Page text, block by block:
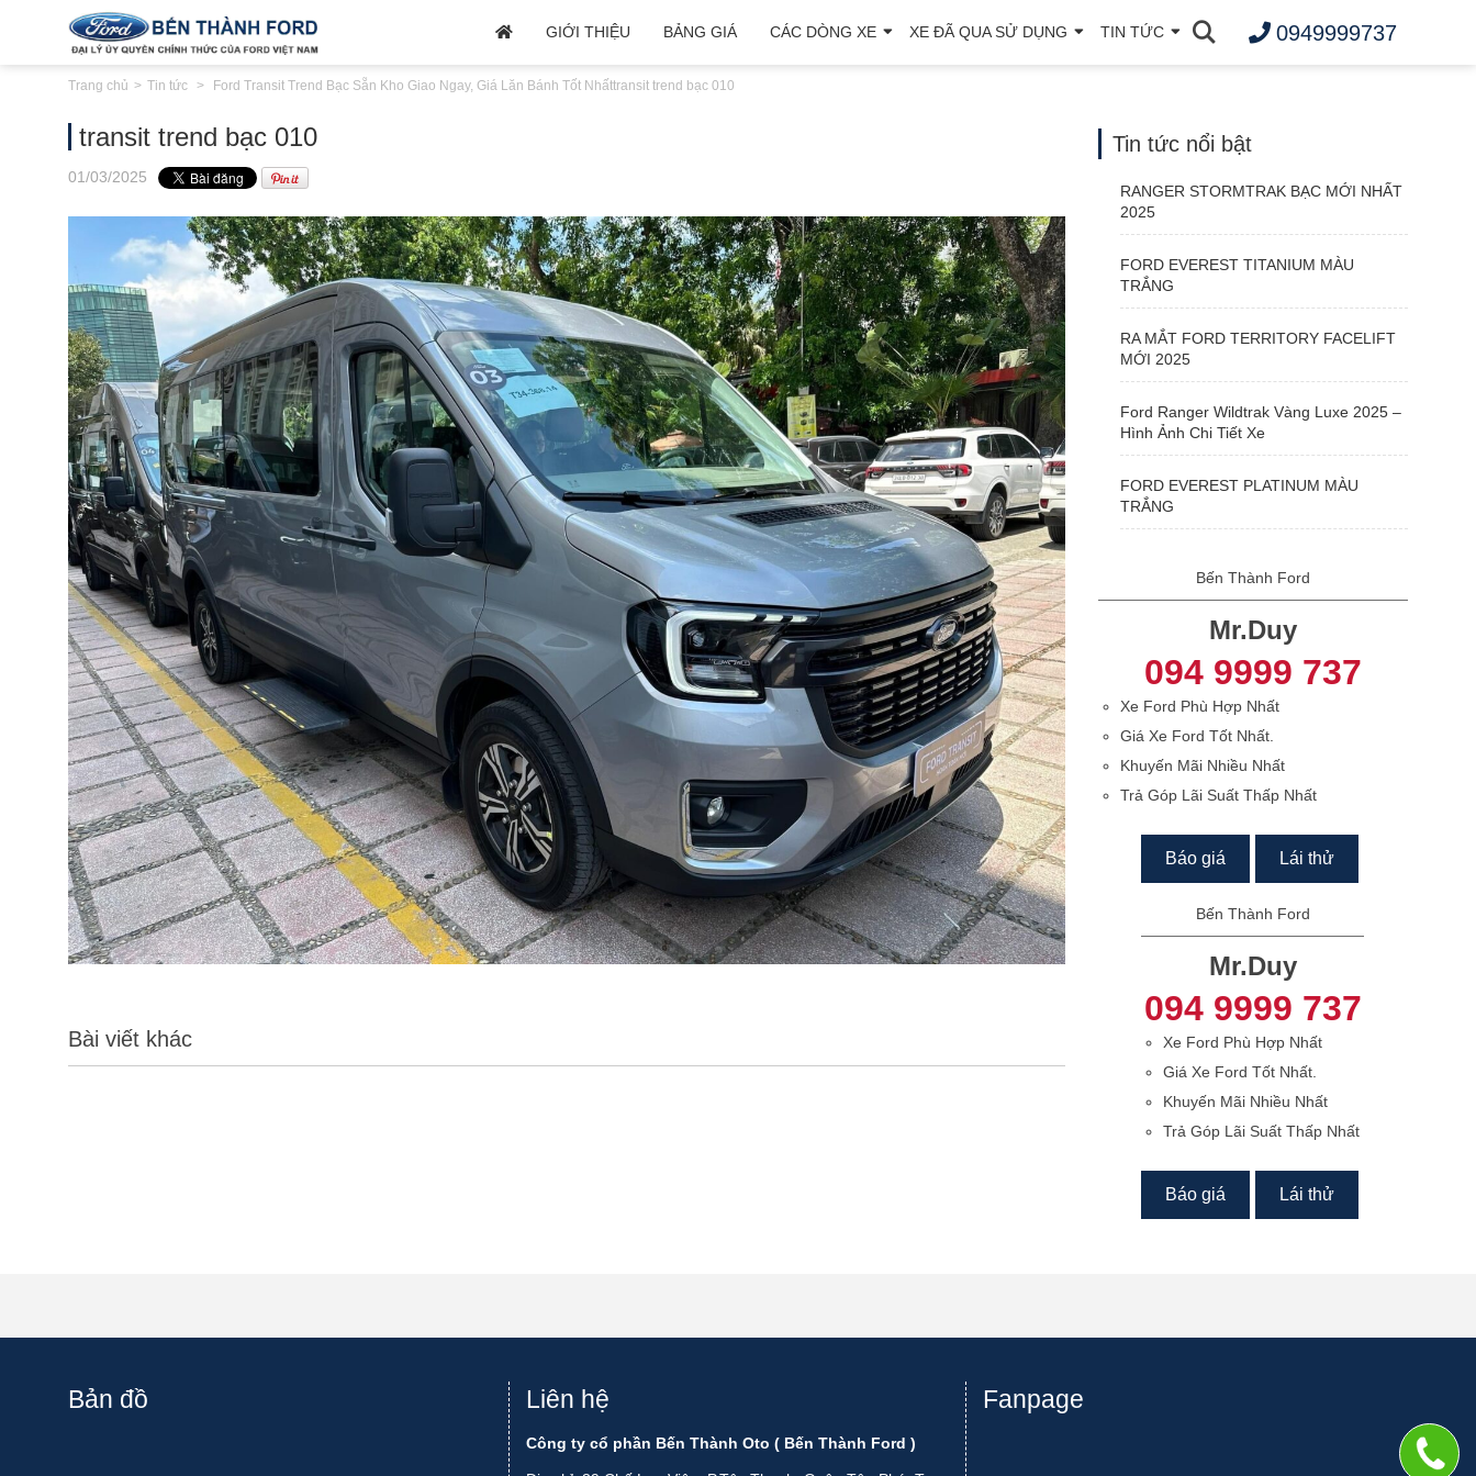
GIỚI THIỆU BẢNG GIÁ CÁC DÒNG XE XE ĐÃ QUA SỬ DỤNG TIN TỨC 0949999737
Trang chủ Tin tức Ford Transit Trend Bạc Sẵn Kho Giao Ngay, Giá Lăn Bánh Tốt Nhấttransit trend bạc 010
transit trend bạc 010
01/03/2025
Bài viết khác
Tin tức nổi bật
RANGER STORMTRAK BẠC MỚI NHẤT
2025
FORD EVEREST TITANIUM MÀU
TRẮNG
RA MẮT FORD TERRITORY FACELIFT
MỚI 2025
Ford Ranger Wildtrak Vàng Luxe 2025 –
Hình Ảnh Chi Tiết Xe
FORD EVEREST PLATINUM MÀU
TRẮNG
Bến Thành Ford
Mr.Duy
094 9999 737
Xe Ford Phù Hợp Nhất
Giá Xe Ford Tốt Nhất.
Khuyến Mãi Nhiều Nhất
Trả Góp Lãi Suất Thấp Nhất
Báo giá Lái thử
Bến Thành Ford
Mr.Duy
094 9999 737
Xe Ford Phù Hợp Nhất
Giá Xe Ford Tốt Nhất.
Khuyến Mãi Nhiều Nhất
Trả Góp Lãi Suất Thấp Nhất
Báo giá Lái thử
Bản đồ Liên hệ
Công ty cổ phần Bến Thành Oto ( Bến Thành Ford )
Fanpage